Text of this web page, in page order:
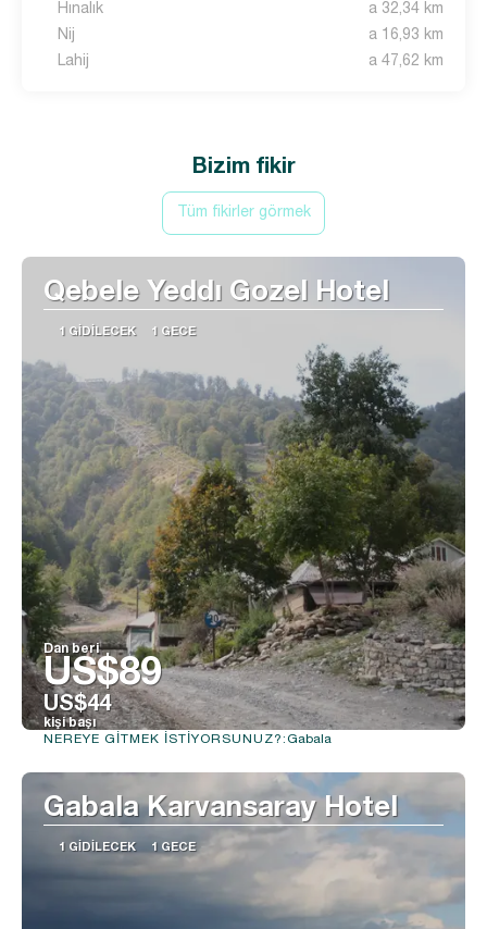
Hınalık
a 32,34 km
Nij
a 16,93 km
Lahij
a 47,62 km
Bizim fikir
Tüm fikirler görmek
Qebele Yeddı Gozel Hotel
1 GIDILECEK 1 GECE
Dan beri
US$89
US$44
kişi başı
NEREYE GITMEK ISTIYORSUNUZ?: Gabala
Gabala Karvansaray Hotel
1 GIDILECEK 1 GECE